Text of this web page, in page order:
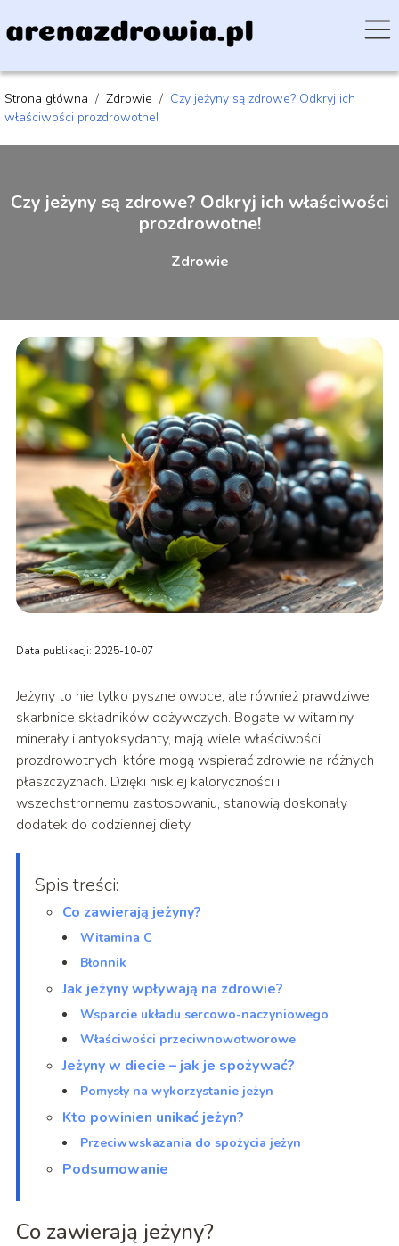
Strona główna / Zdrowie / Czy jeżyny są zdrowe? Odkryj ich
właściwości prozdrowotne!
Czy jeżyny są zdrowe? Odkryj ich właściwości
prozdrowotne!
Zdrowie
Data publikacji: 2025-10-07
Jeżyny to nie tylko pyszne owoce, ale również prawdziwe
skarbnice składników odżywczych. Bogate w witaminy,
minerały i antyoksydanty, mają wiele właściwości
prozdrowotnych, które mogą wspierać zdrowie na różnych
płaszczyznach. Dzięki niskiej kaloryczności i
wszechstronnemu zastosowaniu, stanowią doskonały
dodatek do codziennej diety.
Spis treści:
Co zawierają jeżyny?
Witamina C
Błonnik
Jak jeżyny wpływają na zdrowie?
Wsparcie układu sercowo-naczyniowego
Właściwości przeciwnowotworowe
Jeżyny w diecie – jak je spożywać?
Pomysły na wykorzystanie jeżyn
Kto powinien unikać jeżyn?
Przeciwwskazania do spożycia jeżyn
Podsumowanie
Co zawierają jeżyny?